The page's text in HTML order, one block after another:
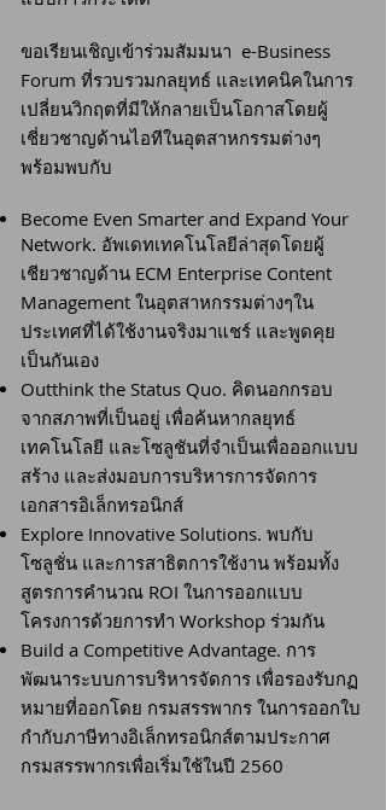
ขอเรียนเชิญเข้าร่วมสัมมนา e-Business
Forum ที่รวบรวมกลยุทธ์ และเทคนิคในการ
เปลี่ยนวิกฤตที่มีให้กลายเป็นโอกาสโดยผู้
เชี่ยวชาญด้านไอทีในอุตสาหกรรมต่างๆ
พร้อมพบกับ
Become Even Smarter and Expand Your
Network. อัพเดทเทคโนโลยีล่าสุดโดยผู้
เชียวชาญด้าน ECM Enterprise Content
Management ในอุตสาหกรรมต่างๆใน
ประเทศที่ได้ใช้งานจริงมาแชร์ และพูดคุย
เป็นกันเอง
Outthink the Status Quo. คิดนอกกรอบ
จากสภาพที่เป็นอยู่ เพื่อค้นหากลยุทธ์
เทคโนโลยี และโซลูชันที่จำเป็นเพื่อออกแบบ
สร้าง และส่งมอบการบริหารการจัดการ
เอกสารอิเล็กทรอนิกส์
Explore Innovative Solutions. พบกับ
โซลูชั่น และการสาธิตการใช้งาน พร้อมทั้ง
สูตรการคำนวณ ROI ในการออกแบบ
โครงการด้วยการทำ Workshop ร่วมกัน
Build a Competitive Advantage. การ
พัฒนาระบบการบริหารจัดการ เพื่อรองรับกฏ
หมายที่ออกโดย กรมสรรพากร ในการออกใบ
กำกับภาษีทางอิเล็กทรอนิกส์ตามประกาศ
กรมสรรพากรเพื่อเริ่มใช้ในปี 2560